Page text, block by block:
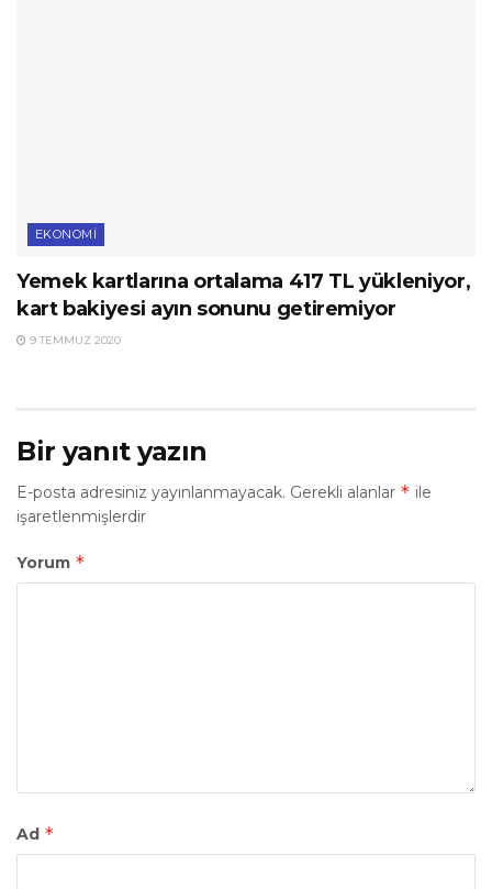
EKONOMI
Yemek kartlarına ortalama 417 TL yükleniyor,
kart bakiyesi ayın sonunu getiremiyor
9 TEMMUZ 2020
Bir yanıt yazın
E-posta adresiniz yayınlanmayacak. Gerekli alanlar * ile
işaretlenmişlerdir
Yorum *
Ad *